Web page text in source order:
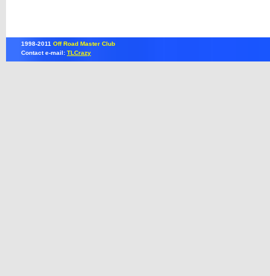
1998-2011 Off Road Master Club
Contact e-mail: TLCrazy